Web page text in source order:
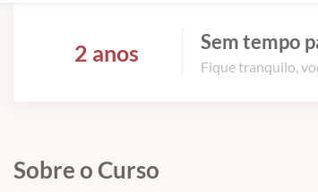
2 anos Sem tempo
Fique tranquilo,
Sobre o Curso